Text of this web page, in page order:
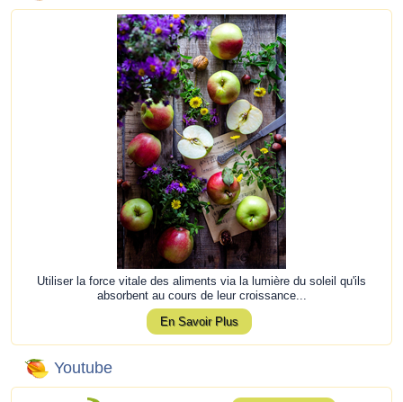
Utiliser la force vitale des aliments via la lumière du soleil qu'ils
absorbent au cours de leur croissance...
En Savoir Plus
Youtube